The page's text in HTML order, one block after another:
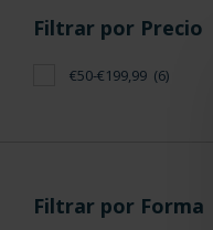
Filtrar por Precio
€50-€199,99 (6)
Filtrar por Forma